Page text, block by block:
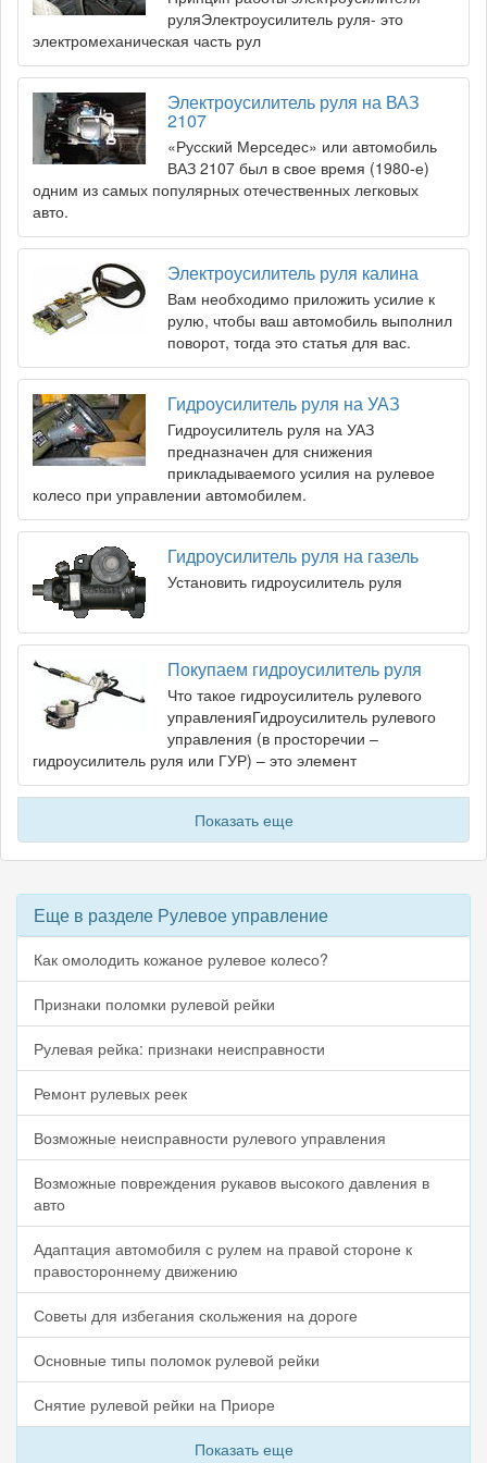
руляЭлектроусилитель руля- это
электромеханическая часть рул
Электроусилитель руля на ВАЗ
2107
«Русский Мерседес» или автомобиль
ВАЗ 2107 был в свое время (1980-е)
одним из самых популярных отечественных легковых
авто.
Электроусилитель руля калина
Вам необходимо приложить усилие к
рулю, чтобы ваш автомобиль выполнил
поворот, тогда это статья для вас.
Гидроусилитель руля на УАЗ
Гидроусилитель руля на УАЗ
предназначен для снижения
прикладываемого усилия на рулевое
колесо при управлении автомобилем.
Гидроусилитель руля на газель
Установить гидроусилитель руля
Покупаем гидроусилитель руля
Что такое гидроусилитель рулевого
управленияГидроусилитель рулевого
управления (в просторечии –
гидроусилитель руля или ГУР) – это элемент
Показать еще
Еще в разделе Рулевое управление
Как омолодить кожаное рулевое колесо?
Признаки поломки рулевой рейки
Рулевая рейка: признаки неисправности
Ремонт рулевых реек
Возможные неисправности рулевого управления
Возможные повреждения рукавов высокого давления в
авто
Адаптация автомобиля с рулем на правой стороне к
правостороннему движению
Советы для избегания скольжения на дороге
Основные типы поломок рулевой рейки
Снятие рулевой рейки на Приоре
Показать еще